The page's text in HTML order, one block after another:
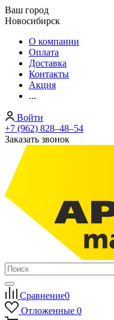
Ваш город
Новосибирск
О компании
Оплата
Доставка
Контакты
Акция
...
Войти
+7 (962) 828‒48‒54
Заказать звонок
Сравнение0
Отложенные 0